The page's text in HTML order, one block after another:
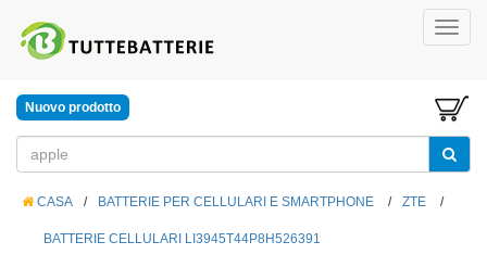
Nuovo prodotto
CASA / BATTERIE PER CELLULARI E SMARTPHONE / ZTE /
BATTERIE CELLULARI LI3945T44P8H526391